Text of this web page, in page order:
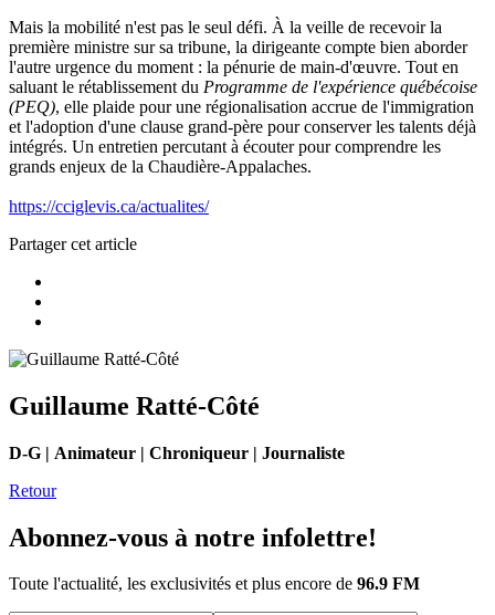
Mais la mobilité n'est pas le seul défi. À la veille de recevoir la
première ministre sur sa tribune, la dirigeante compte bien aborder
l'autre urgence du moment : la pénurie de main-d'œuvre. Tout en
saluant le rétablissement du Programme de l'expérience québécoise
(PEQ), elle plaide pour une régionalisation accrue de l'immigration
et l'adoption d'une clause grand-père pour conserver les talents déjà
intégrés. Un entretien percutant à écouter pour comprendre les
grands enjeux de la Chaudière-Appalaches.
https://cciglevis.ca/actualites/
Partager cet article
Guillaume Ratté-Côté
D-G | Animateur | Chroniqueur | Journaliste
Retour
Abonnez-vous à notre infolettre!
Toute l'actualité, les exclusivités et plus encore de 96.9 FM